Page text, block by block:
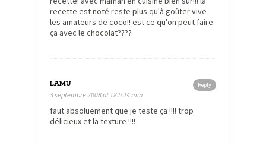
recette est noté reste plus qu'à goûter vive
les amateurs de coco!! est ce qu'on peut faire
ça avec le chocolat????
Reply
LAMU
3 septembre 2008 at 18 h 24 min
faut absoluement que je teste ça !!!! trop
délicieux et la texture !!!!